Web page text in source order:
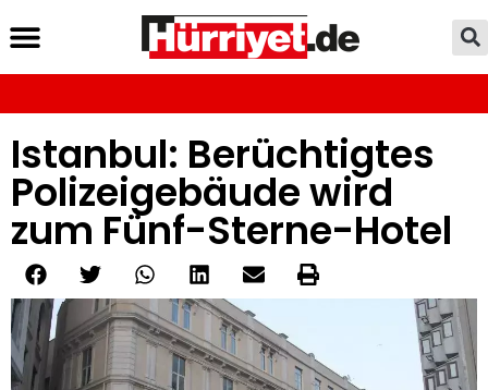
Istanbul: Berüchtigtes
Polizeigebäude wird
zum Fünf-Sterne-Hotel